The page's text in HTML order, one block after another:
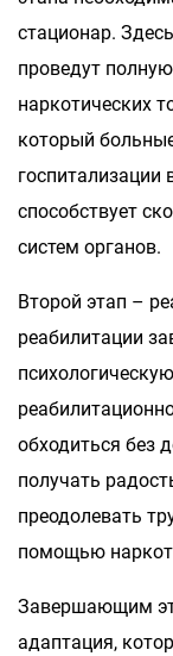
стационар.
проведут
наркотических
который
госпитализации
способствует
систем органов.
Второй этап –
реабилитации
обходиться без
получать
преодолевать
помощью
Завершающим
адаптация,